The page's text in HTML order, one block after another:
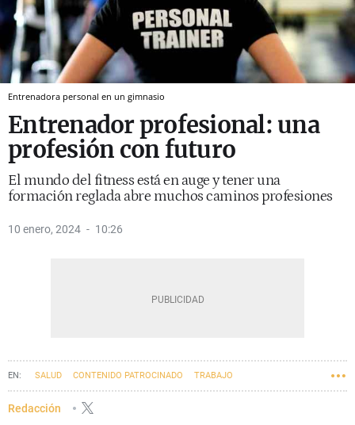
Entrenadora personal en un gimnasio
Entrenador profesional: una
profesión con futuro
El mundo del fitness está en auge y tener una
formación reglada abre muchos caminos profesiones
10 enero, 2024 10:26
SALUD CONTENIDO PATROCINADO TRABAJO
Redacción